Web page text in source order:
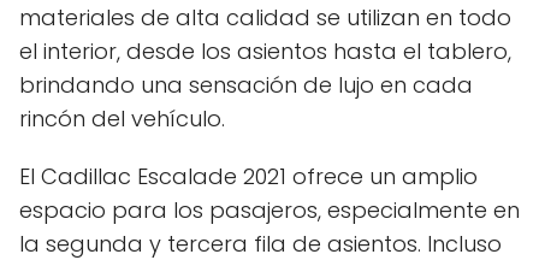
materiales de alta calidad se utilizan en todo
el interior, desde los asientos hasta el tablero,
brindando una sensación de lujo en cada
rincón del vehículo.
El Cadillac Escalade 2021 ofrece un amplio
espacio para los pasajeros, especialmente en
la segunda y tercera fila de asientos. Incluso